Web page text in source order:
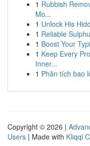
1 Rubbish
Mo...
1 Unlock His
1 Reliable
1 Boost Your
1 Keep Every
Inner...
1 Phân tích bao
Copyright © 2026 |
Users | Made with Kliqqi